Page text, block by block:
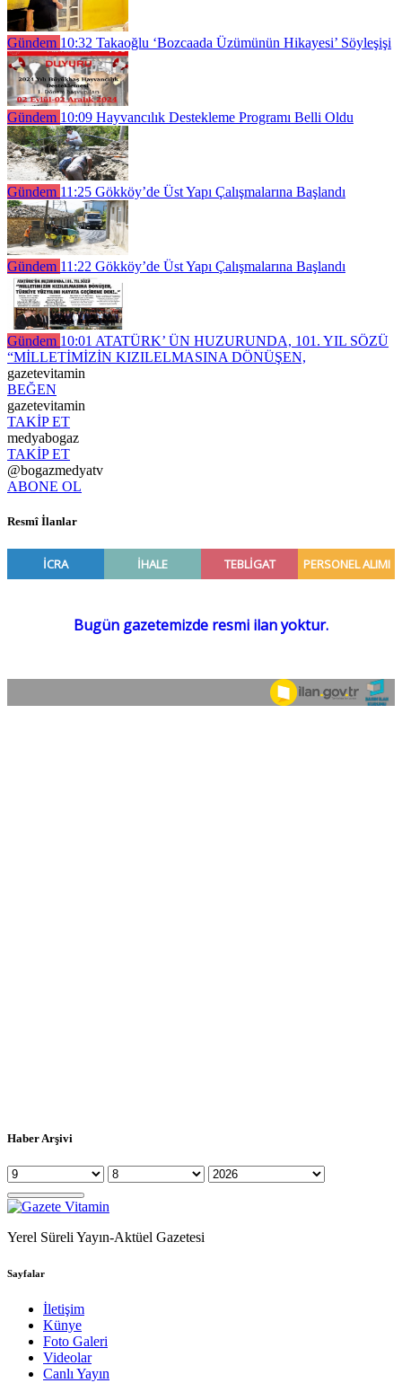
Gündem 10:32 Takaoğlu ‘Bozcaada Üzümünün Hikayesi’ Söyleşişi
Gündem 10:09 Hayvancılık Destekleme Programı Belli Oldu
Gündem 11:25 Gökköy’de Üst Yapı Çalışmalarına Başlandı
Gündem 11:22 Gökköy’de Üst Yapı Çalışmalarına Başlandı
Gündem 10:01 ATATÜRK’ ÜN HUZURUNDA, 101. YIL SÖZÜ
“MİLLETİMİZİN KIZILELMASINA DÖNÜŞEN,
gazetevitamin
BEĞEN
gazetevitamin
TAKİP ET
medyabogaz
TAKİP ET
@bogazmedyatv
ABONE OL
Resmî İlanlar
Haber Arşivi
Yerel Süreli Yayın-Aktüel Gazetesi
Sayfalar
İletişim
Künye
Foto Galeri
Videolar
Canlı Yayın